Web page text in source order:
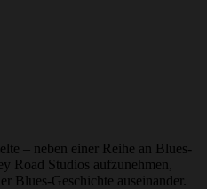
– neben einer Reihe an Blues-
Road Studios aufzunehmen,
Blues-Geschichte auseinander.